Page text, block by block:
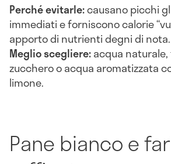
Perché evitarle:causano picchi
immediati e forniscono calorie
apporto di nutrienti degni di nota.
Meglio scegliere:acqua
zucchero o acqua aromatizzata
limone.
Pane bianco e